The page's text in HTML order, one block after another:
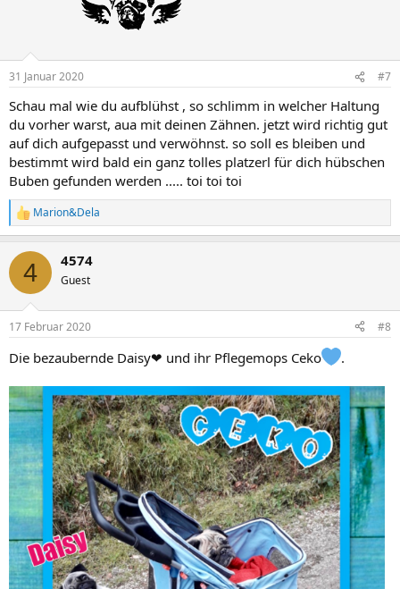
31 Januar 2020 #7
Schau mal wie du aufblühst , so schlimm in welcher Haltung
du vorher warst, aua mit deinen Zähnen. jetzt wird richtig gut
auf dich aufgepasst und verwöhnst. so soll es bleiben und
bestimmt wird bald ein ganz tolles platzerl für dich hübschen
Buben gefunden werden ..... toi toi toi
R
e
k
i
e
:
Marion&Dela
4 4574
Guest
17 Februar 2020 #8
Die bezaubernde Daisy❤ und ihr Pflegemops Ceko .